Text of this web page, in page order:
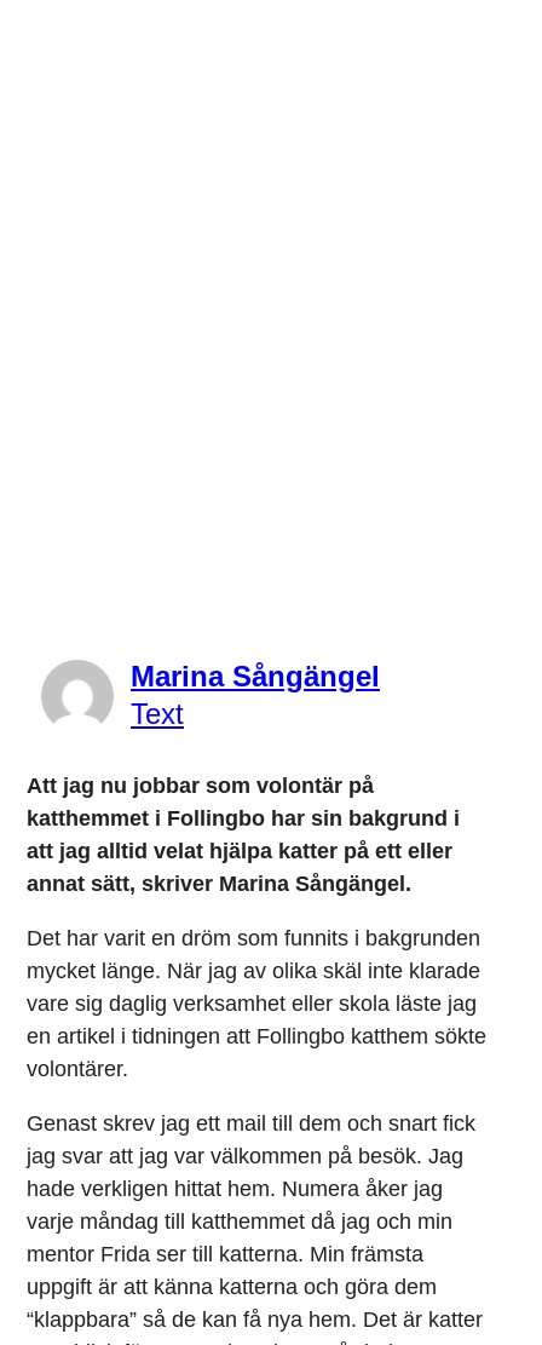
Marina Sångängel
Text
Att jag nu jobbar som volontär på
katthemmet i Follingbo har sin bakgrund i
att jag alltid velat hjälpa katter på ett eller
annat sätt, skriver Marina Sångängel.
Det har varit en dröm som funnits i bakgrunden
mycket länge. När jag av olika skäl inte klarade
vare sig daglig verksamhet eller skola läste jag
en artikel i tidningen att Follingbo katthem sökte
volontärer.
Genast skrev jag ett mail till dem och snart fick
jag svar att jag var välkommen på besök. Jag
hade verkligen hittat hem. Numera åker jag
varje måndag till katthemmet då jag och min
mentor Frida ser till katterna. Min främsta
uppgift är att känna katterna och göra dem
“klappbara” så de kan få nya hem. Det är katter